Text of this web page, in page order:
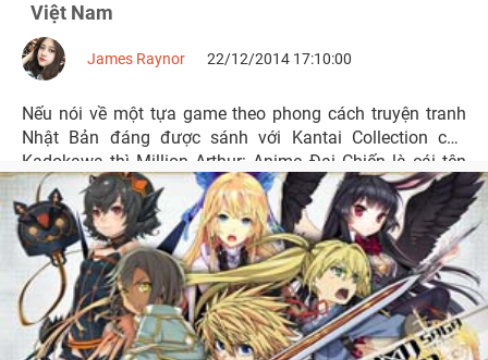
Việt Nam
James Raynor 22/12/2014 17:10:00
Nếu nói về một tựa game theo phong cách truyện tranh
Nhật Bản đáng được sánh với Kantai Collection của
Kadokawa thì Million Arthur: Anime Đại Chiến là cái tên
phù hợp nhất.